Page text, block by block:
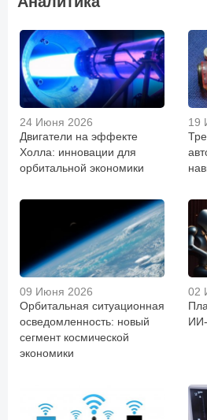
24 Июня 2026
Двигатели на эффекте
Холла: инновации для
орбитальной экономики
19
09 Июня 2026
Орбитальная ситуационная
осведомленность: новый
сегмент космической
экономики
02
ИИ-